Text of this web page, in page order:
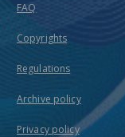
FAQ
Copyrights
Regulations
Archive policy
Privacy policy